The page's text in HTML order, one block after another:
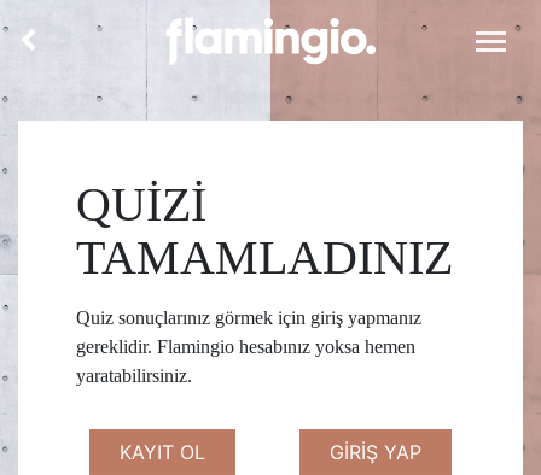
QUİZİ
TAMAMLADINIZ
Quiz sonuçlarınız görmek için giriş yapmanız
gereklidir. Flamingio hesabınız yoksa hemen
yaratabilirsiniz.
KAYIT OL GİRİŞ YAP